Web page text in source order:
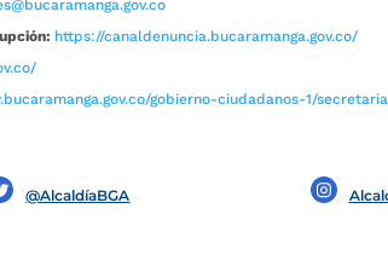
https://canaldenuncia.bucaramanga.gov.co/
gobierno-ciudadanos-1/
@AlcaldíaBGA